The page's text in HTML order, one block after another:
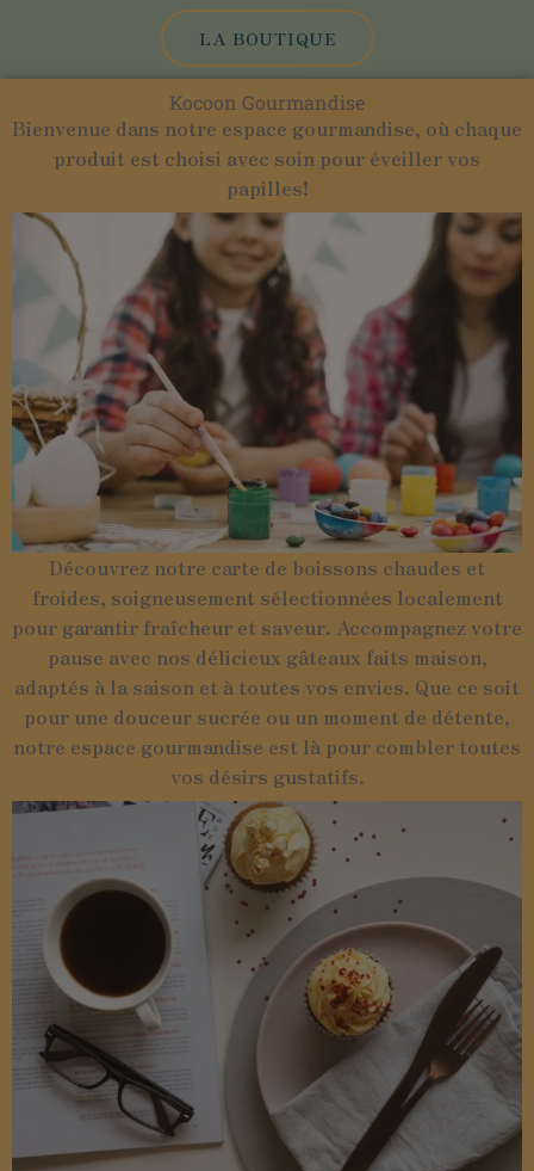
LA BOUTIQUE
Kocoon Gourmandise
Bienvenue dans notre espace gourmandise, où chaque
produit est choisi avec soin pour éveiller vos
papilles!
Découvrez notre carte de boissons chaudes et
froides, soigneusement sélectionnées localement
pour garantir fraîcheur et saveur. Accompagnez votre
pause avec nos délicieux gâteaux faits maison,
adaptés à la saison et à toutes vos envies. Que ce soit
pour une douceur sucrée ou un moment de détente,
notre espace gourmandise est là pour combler toutes
vos désirs gustatifs.